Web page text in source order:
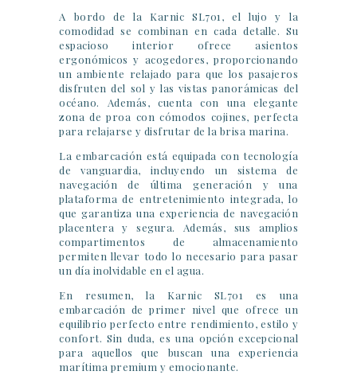
A bordo de la Karnic SL701, el lujo y la
comodidad se combinan en cada detalle. Su
espacioso interior ofrece asientos
ergonómicos y acogedores, proporcionando
un ambiente relajado para que los pasajeros
disfruten del sol y las vistas panorámicas del
océano. Además, cuenta con una elegante
zona de proa con cómodos cojines, perfecta
para relajarse y disfrutar de la brisa marina.
La embarcación está equipada con tecnología
de vanguardia, incluyendo un sistema de
navegación de última generación y una
plataforma de entretenimiento integrada, lo
que garantiza una experiencia de navegación
placentera y segura. Además, sus amplios
compartimentos de almacenamiento
permiten llevar todo lo necesario para pasar
un día inolvidable en el agua.
En resumen, la Karnic SL701 es una
embarcación de primer nivel que ofrece un
equilibrio perfecto entre rendimiento, estilo y
confort. Sin duda, es una opción excepcional
para aquellos que buscan una experiencia
marítima premium y emocionante.